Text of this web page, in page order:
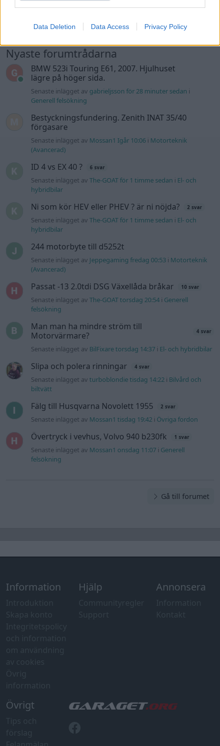
Data Deletion Data Access Privacy Policy
Nyaste forumtrådarna
BMW 523i Touring E61, 2007. Hjulhuset
lägre på höger sida.
Senaste inlägget av gabrieljsson för 28 minuter sedan i
Generell felsökning
Bestyckningsfundering. Zenith INAT 35/40
förgasare
Senaste inlägget av Mossan1 Igår 10:06 i Motorteknik
(Avancerad)
ID 4 vs EX 40 ? 6 svar
Senaste inlägget avThe-GOAT för 1 timme sedan i El- och
hybridbilar
Ni som kör HEV eller PHEV ? är ni nöjda? 2 svar
Senaste inlägget avThe-GOAT för 1 timme sedan i El- och
hybridbilar
244 motorbyte till d5252t
Senaste inlägget av Jeppegaming fredag 00:53 i Motorteknik
(Avancerad)
Passat -13 2.0tdi DSG Växellåda bråkar 10 svar
Senaste inlägget avThe-GOAT torsdag 20:54 i Generell
felsökning
Man man ha mindre ström till
Motorvärmare?
4 svar
Senaste inlägget av BilFixare torsdag 14:37 i El- och hybridbilar
Slipa och polera rinningar 4 svar
Senaste inlägget avturboblondie tisdag 14:22 i Bilvård och
biltvätt
Fälg till Husqvarna Novolett 1955 2 svar
Senaste inlägget av Mossan1 tisdag 19:42 i Övriga fordon
Övertryck i vevhus, Volvo 940 b230fk 1 svar
Senaste inlägget av Mossan1 onsdag 11:07 i Generell
felsökning
Gå till forumet
Information Hjälp Annonsera
Övrigt